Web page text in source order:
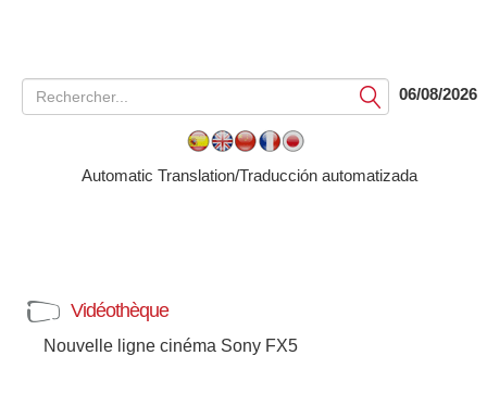
Soumettre06/08/2026
Automatic Translation/Traducción automatizada
Vidéothèque
Nouvelle ligne cinéma Sony FX5